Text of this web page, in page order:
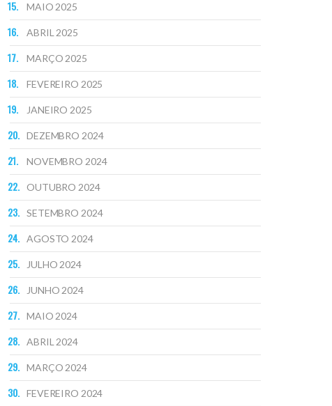
MAIO 2025
ABRIL 2025
MARÇO 2025
FEVEREIRO 2025
JANEIRO 2025
DEZEMBRO 2024
NOVEMBRO 2024
OUTUBRO 2024
SETEMBRO 2024
AGOSTO 2024
JULHO 2024
JUNHO 2024
MAIO 2024
ABRIL 2024
MARÇO 2024
FEVEREIRO 2024